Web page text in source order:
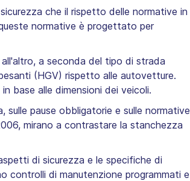
che il rispetto delle normative in
normative è progettato per
a seconda del tipo di strada
(HGV) rispetto alle autovetture.
base alle dimensioni dei veicoli.
sulle pause obbligatorie e sulle normative
mirano a contrastare la stanchezza
di sicurezza e le specifiche di
controlli di manutenzione programmati e